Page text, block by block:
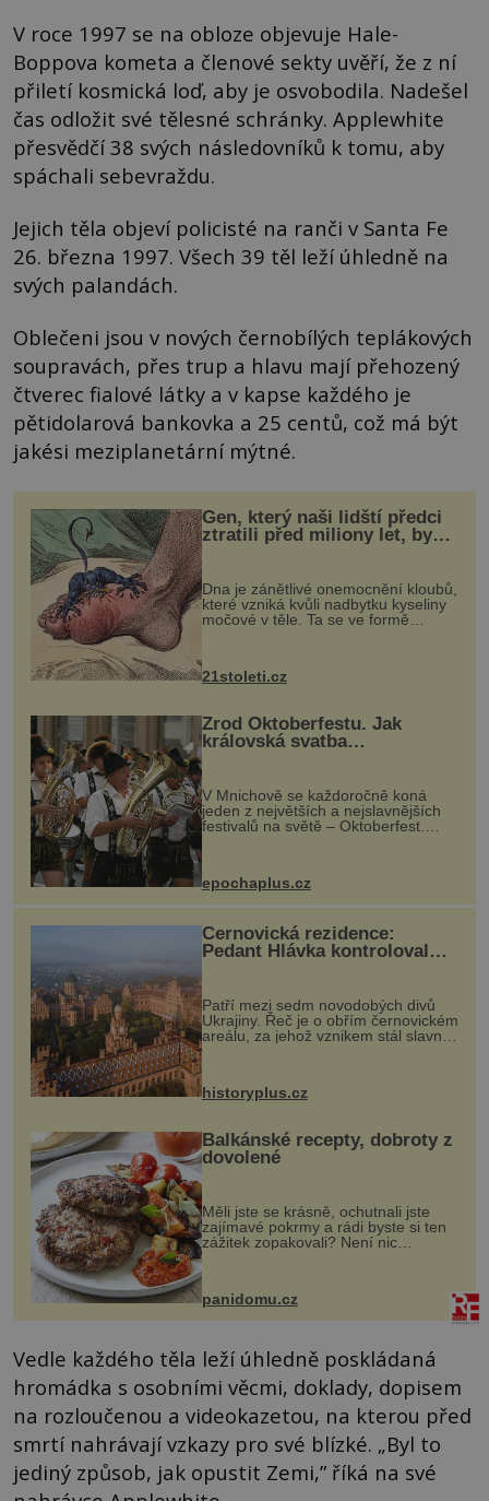
V roce 1997 se na obloze objevuje Hale-
Boppova kometa a členové sekty uvěří, že z ní
přiletí kosmická loď, aby je osvobodila. Nadešel
čas odložit své tělesné schránky. Applewhite
přesvědčí 38 svých následovníků k tomu, aby
spáchali sebevraždu.
Jejich těla objeví policisté na ranči v Santa Fe
26. března 1997. Všech 39 těl leží úhledně na
svých palandách.
Oblečeni jsou v nových černobílých teplákových
soupravách, přes trup a hlavu mají přehozený
čtverec fialové látky a v kapse každého je
pětidolarová bankovka a 25 centů, což má být
jakési meziplanetární mýtné.
Gen, který naši lidští předci
ztratili před miliony let, by
mohl pomoci s léčbou
„nemoci králů“
Dna je zánětlivé onemocnění kloubů,
které vzniká kvůli nadbytku kyseliny
močové v těle. Ta se ve formě
nohou, a způsobuje bole...
21stoleti.cz
Zrod Oktoberfestu. Jak
královská svatba
odstartovala největší pivní
festival světa
V Mnichově se každoročně koná
jeden z největších a nejslavnějších
festivalů na světě – Oktoberfest.
návštěvníků, kteří si vychutnávají
kultur...
epochaplus.cz
Černovická rezidence:
Pedant Hlávka kontroloval
Patří mezi sedm novodobých divů
Ukrajiny. Řeč je o obřím černovickém
areálu, za jehož vznikem stál slavný
český architekt Josef Hlávka. Ten si
na něm dal mimořádně záležet. Jeho
historyplus.cz
Balkánské recepty, dobroty z
dovolené
Měli jste se krásně, ochutnali jste
zajímavé pokrmy a rádi byste si ten
zážitek zopakovali? Není nic
snazšího. Pljeskavica (10 porcí)
Možná jste ji ochutnali na dovolené v
panidomu.cz
Vedle každého těla leží úhledně poskládaná
hromádka s osobními věcmi, doklady, dopisem
na rozloučenou a videokazetou, na kterou před
smrtí nahrávají vzkazy pro své blízké. „Byl to
jediný způsob, jak opustit Zemi,” říká na své